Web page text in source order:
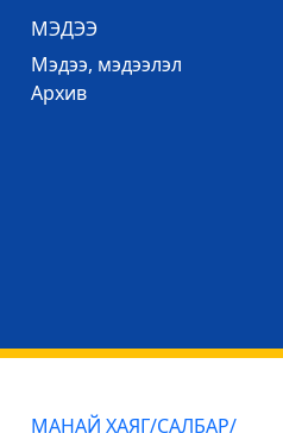
МЭДЭЭ
Mэдээ, мэдээлэл
Архив
МАНАЙ ХАЯГ/САЛБАР/